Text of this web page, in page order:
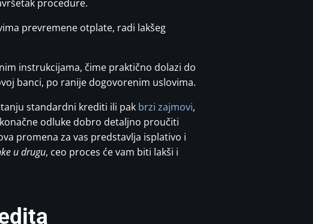
procedure.
prevremene otplate, radi lakšeg
instrukcijama, čime praktično dolazi do
banci, po ranije dogovorenim uslovima.
standardni krediti ili pak brzi zajmovi,
odluke dobro detaljno proučiti
promena za vas predstavlja isplativo i
u drugu, ceo proces će vam biti lakši i